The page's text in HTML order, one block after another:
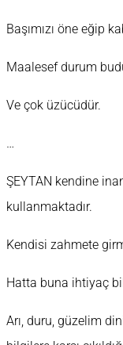
Başımızı öne eğip
Maalesef durum
Ve çok üzücüdür.
…
ŞEYTAN kendine
kullanmaktadır.
Kendisi zahmete
Hatta buna ihtiyaç
Arı, duru, güzelim